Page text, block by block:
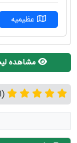
عظیمیه
مشاهده